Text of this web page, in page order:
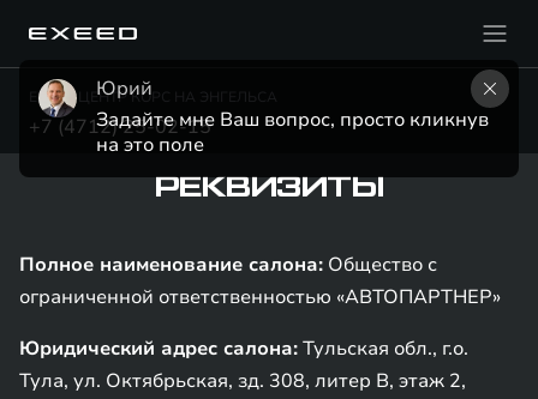
EXEED ЦЕНТР КОРС НА ЭНГЕЛЬСА
+7 (4712) 25-02-15
РЕКВИЗИТЫ
Полное наименование салона: Общество с
ограниченной ответственностью «АВТОПАРТНЕР»
Юридический адрес салона:Тульская обл., г.о.
Тула, ул. Октябрьская, зд. 308, литер В, этаж 2,
Юрий
Задайте мне Ваш вопрос, просто кликнув
на это поле